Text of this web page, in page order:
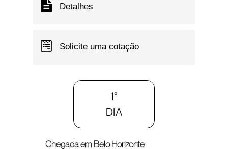
Detalhes
Solicite uma cotação
1°
DIA
Chegada em Belo Horizonte